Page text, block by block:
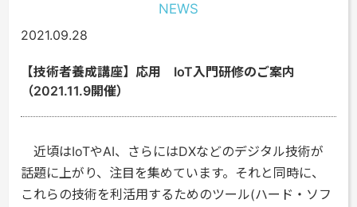
NEWS
2021.09.28
【技術者養成講座】応用 IoT入門研修のご案内
（2021.11.9開催）
近頃はIoTやAI、さらにはDXなどのデジタル技術が
話題に上がり、注目を集めています。それと同時に、
これらの技術を利活用するためのツール(ハード・ソフ